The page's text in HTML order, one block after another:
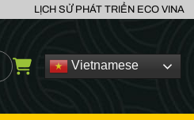
LỊCH SỬ PHÁT TRIỂN ECO VINA
Vietnamese